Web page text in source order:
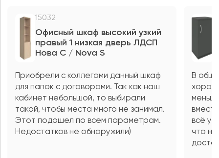
15032
Офисный шкаф высокий узкий
правый 1 низкая дверь ЛДСП
Нова С / Nova S
Приобрели с коллегами данный шкаф
для папок с договорами. Так как наш
кабинет небольшой, то выбирали
такой, чтобы места много не занимал.
Этот подошел по всем параметрам.
Недостатков не обнаружили)
В
всё
что